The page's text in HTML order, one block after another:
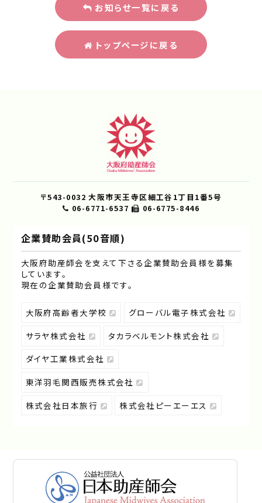
お知らせ一覧に戻る
トップページに戻る
〒543-0032 大阪市天王寺区細工谷1丁目1番5号
06-6771-6537
06-6775-8446
企業賛助会員(50音順)
大阪府助産師会を支えて下さる企業賛助会員様を募集
しています｡
現在の企業賛助会員様です｡
大阪府高齢者大学校
グローバル電子株式会社
サラヤ株式会社
タカラベルモント株式会社
ダイヤ工業株式会社
東洋羽毛関西販売株式会社
株式会社日本旅行
株式会社ピーエーエス